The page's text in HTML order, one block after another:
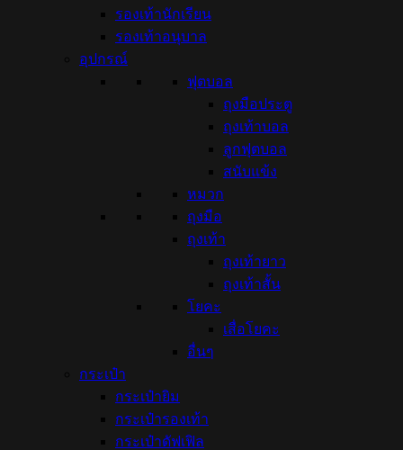
รองเท้านักเรียน
รองเท้าอนุบาล
อุปกรณ์
ฟุตบอล
ถุงมือประตู
ถุงเท้าบอล
ลูกฟุตบอล
สนับแข้ง
หมวก
ถุงมือ
ถุงเท้า
ถุงเท้ายาว
ถุงเท้าสั้น
โยคะ
เสื่อโยคะ
อื่นๆ
กระเป๋า
กระเป๋ายิม
กระเป๋ารองเท้า
กระเป๋าดัฟเฟิล